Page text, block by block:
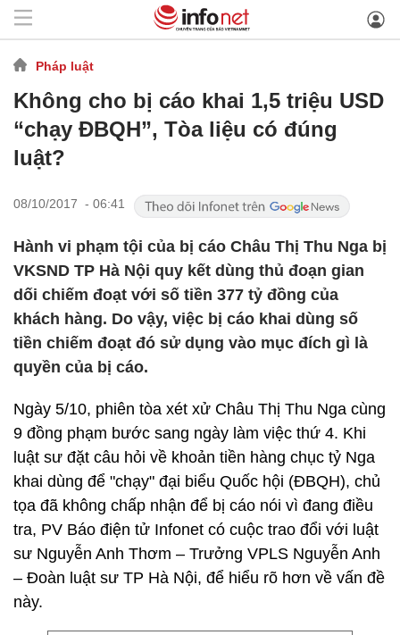
Pháp luật
Không cho bị cáo khai 1,5 triệu USD
“chạy ĐBQH”, Tòa liệu có đúng
luật?
08/10/2017 - 06:41
Hành vi phạm tội của bị cáo Châu Thị Thu Nga bị
VKSND TP Hà Nội quy kết dùng thủ đoạn gian
dối chiếm đoạt với số tiền 377 tỷ đồng của
khách hàng. Do vậy, việc bị cáo khai dùng số
tiền chiếm đoạt đó sử dụng vào mục đích gì là
quyền của bị cáo.
Ngày 5/10, phiên tòa xét xử Châu Thị Thu Nga cùng
9 đồng phạm bước sang ngày làm việc thứ 4. Khi
luật sư đặt câu hỏi về khoản tiền hàng chục tỷ Nga
khai dùng để "chạy" đại biểu Quốc hội (ĐBQH), chủ
tọa đã không chấp nhận để bị cáo nói vì đang điều
tra, PV Báo điện tử Infonet có cuộc trao đổi với luật
sư Nguyễn Anh Thơm – Trưởng VPLS Nguyễn Anh
– Đoàn luật sư TP Hà Nội, để hiểu rõ hơn về vấn đề
này.